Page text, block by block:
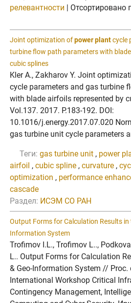
релевантности | Отсортировано
Joint optimization ofpower plantcycle
turbine flow path parameters with
cubic splines
Kler A., Zakharov Y. Joint
cycle parameters and gas turbine
with blade airfoils represented by
Vol.137. 2017. P.183-192. DOI:
10.1016/j.energy.2017.07.020
gas turbine unit cycle parameters
Теги: gas turbine unit , power
airfoil , cubic spline , curvature ,
optimization , performance
cascade
Раздел: ИСЭМ СО РАН
Output Forms for Calculation Results in
Information System
Trofimov I.L., Trofimov L..,
L.. Output Forms for Calculation
& Geo-Information System // Proc.
International Workshop Critical
Contingency Management,